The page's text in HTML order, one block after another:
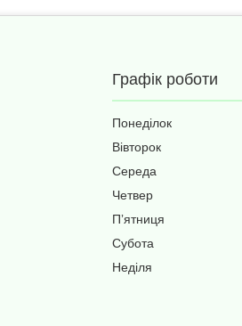
Графік роботи
Понеділок
Вівторок
Середа
Четвер
Пʼятниця
Субота
Неділя